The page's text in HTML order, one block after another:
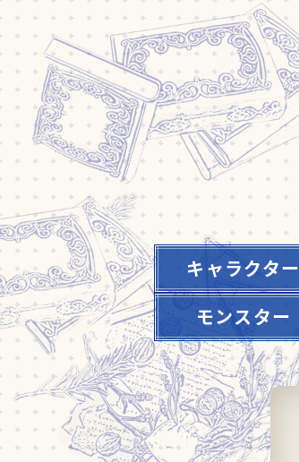
キャラクター
モンスター